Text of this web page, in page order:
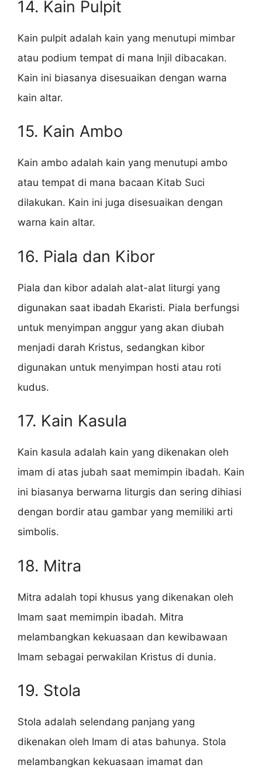
14. Kain Pulpit
Kain pulpit adalah kain yang menutupi mimbar
atau podium tempat di mana Injil dibacakan.
Kain ini biasanya disesuaikan dengan warna
kain altar.
15. Kain Ambo
Kain ambo adalah kain yang menutupi ambo
atau tempat di mana bacaan Kitab Suci
dilakukan. Kain ini juga disesuaikan dengan
warna kain altar.
16. Piala dan Kibor
Piala dan kibor adalah alat-alat liturgi yang
digunakan saat ibadah Ekaristi. Piala berfungsi
untuk menyimpan anggur yang akan diubah
menjadi darah Kristus, sedangkan kibor
digunakan untuk menyimpan hosti atau roti
kudus.
17. Kain Kasula
Kain kasula adalah kain yang dikenakan oleh
imam di atas jubah saat memimpin ibadah. Kain
ini biasanya berwarna liturgis dan sering dihiasi
dengan bordir atau gambar yang memiliki arti
simbolis.
18. Mitra
Mitra adalah topi khusus yang dikenakan oleh
Imam saat memimpin ibadah. Mitra
melambangkan kekuasaan dan kewibawaan
Imam sebagai perwakilan Kristus di dunia.
19. Stola
Stola adalah selendang panjang yang
dikenakan oleh Imam di atas bahunya. Stola
melambangkan kekuasaan imamat dan